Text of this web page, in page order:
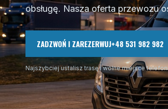
obsługę. Nasza oferta przewozu
ZADZWOŃ I ZAREZERWUJ+48 531 982 982
Najszybciej ustalisz trasę i wolne miejsce